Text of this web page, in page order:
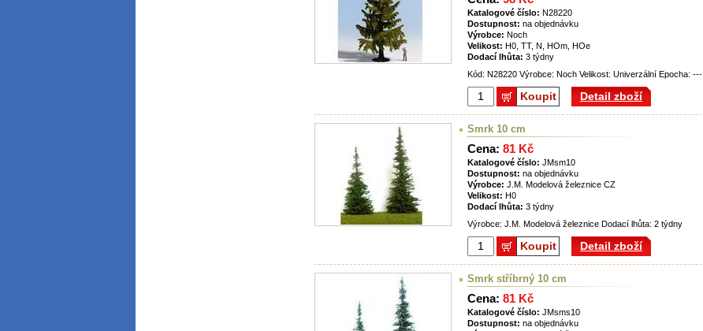
Katalogové číslo: N28220
Dostupnost: na objednávku
Výrobce: Noch
Velikost: H0, TT, N, HOm, HOe
Dodací lhůta: 3 týdny
Kód: N28220 Výrobce: Noch Velikost: Univerzální Epocha: ---
Koupit Detail zboží
Smrk 10 cm
Cena: 81 Kč
Katalogové číslo: JMsm10
Dostupnost: na objednávku
Výrobce: J.M. Modelová železnice CZ
Velikost: H0
Dodací lhůta: 3 týdny
Výrobce: J.M. Modelová železnice Dodací lhůta: 2 týdny
Koupit Detail zboží
Smrk stříbrný 10 cm
Cena: 81 Kč
Katalogové číslo: JMsms10
Dostupnost: na objednávku